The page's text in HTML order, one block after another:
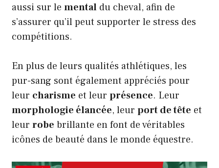
aussi sur le mental du cheval, afin de
s’assurer qu’il peut supporter le stress des
compétitions.
En plus de leurs qualités athlétiques, les
pur-sang sont également appréciés pour
leur charisme et leur présence. Leur
morphologie élancée, leur port de tête et
leur robe brillante en font de véritables
icônes de beauté dans le monde équestre.